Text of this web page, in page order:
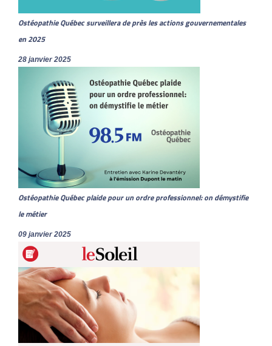
Ostéopathie Québec surveillera de près les actions gouvernementales
en 2025
28 janvier 2025
Ostéopathie Québec plaide pour un ordre professionnel: on démystifie
le métier
09 janvier 2025